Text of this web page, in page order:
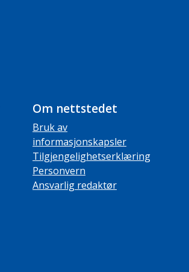
Om nettstedet
Bruk av
informasjonskapsler
Tilgjengelighetserklæring
Personvern
Ansvarlig redaktør